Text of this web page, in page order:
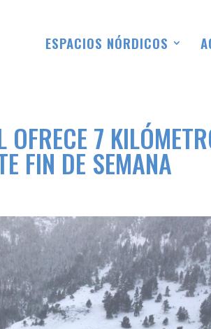
ESPACIOS NÓRDICOS
7
FIN DE SEMANA